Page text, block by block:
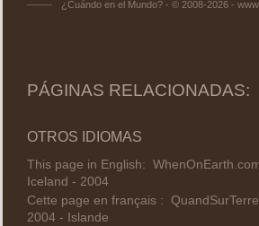
¿Cuándo en el Mundo? - © 2008-2026 -
PÁGINAS RELACIONADAS:
OTROS IDIOMAS
This page in English:
Iceland - 2004
Cette page en français :
2004 - Islande